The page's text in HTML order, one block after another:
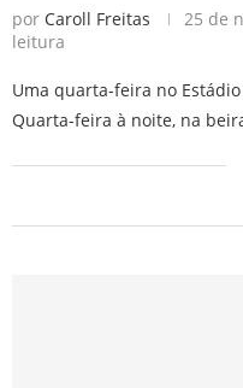
por Caroll Freitas 25 de
leitura
Uma quarta-feira no
Quarta-feira à noite, na